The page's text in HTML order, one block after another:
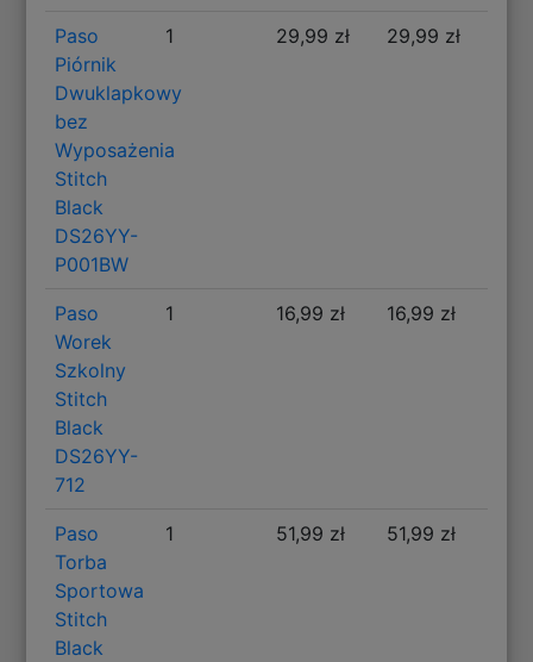
Paso
Piórnik
Dwuklapkowy
bez
Wyposażenia
Stitch
Black
DS26YY-
P001BW
1 29,99 zł 29,99 zł
Paso
Worek
Szkolny
Stitch
Black
DS26YY-
712
1 16,99 zł 16,99 zł
Paso
Torba
Sportowa
Stitch
Black
1 51,99 zł 51,99 zł